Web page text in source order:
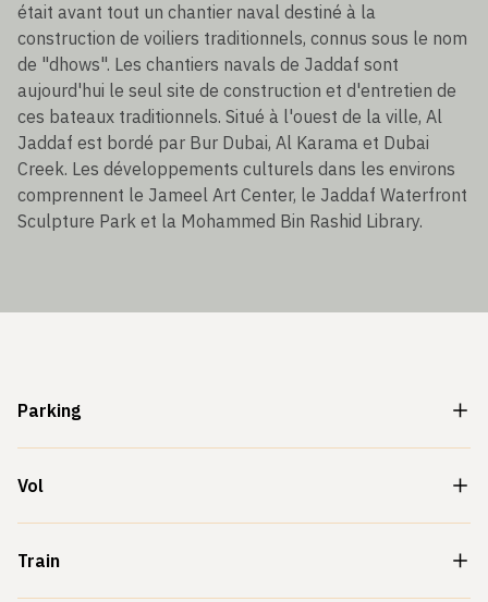
était avant tout un chantier naval destiné à la
construction de voiliers traditionnels, connus sous le nom
de "dhows". Les chantiers navals de Jaddaf sont
aujourd'hui le seul site de construction et d'entretien de
ces bateaux traditionnels. Situé à l'ouest de la ville, Al
Jaddaf est bordé par Bur Dubai, Al Karama et Dubai
Creek. Les développements culturels dans les environs
comprennent le Jameel Art Center, le Jaddaf Waterfront
Sculpture Park et la Mohammed Bin Rashid Library.
Parking
Vol
Train